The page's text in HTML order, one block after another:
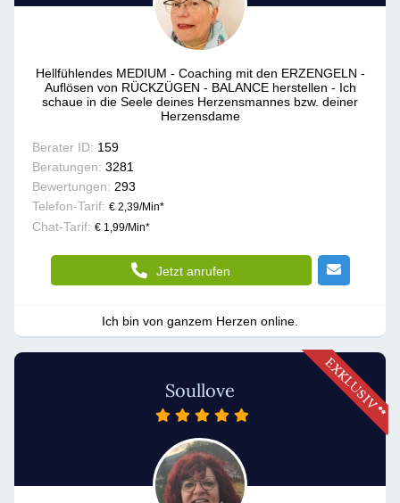
Hellfühlendes MEDIUM - Coaching mit den ERZENGELN -
Auflösen von RÜCKZÜGEN - BALANCE herstellen - Ich
schaue in die Seele deines Herzensmannes bzw. deiner
Herzensdame
Berater ID: 159
Beratungen: 3281
Bewertungen: 293
Telefon-Tarif: € 2,39/Min*
Chat-Tarif: € 1,99/Min*
Jetzt anrufen
Ich bin von ganzem Herzen online.
Soullove